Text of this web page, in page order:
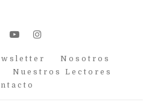
youtubeinstagram
Nosotros
Nuestros Lectores